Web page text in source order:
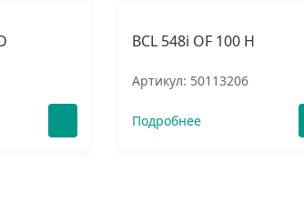
BCL 548i OF 100 H
Артикул: 50113206
Подробнее